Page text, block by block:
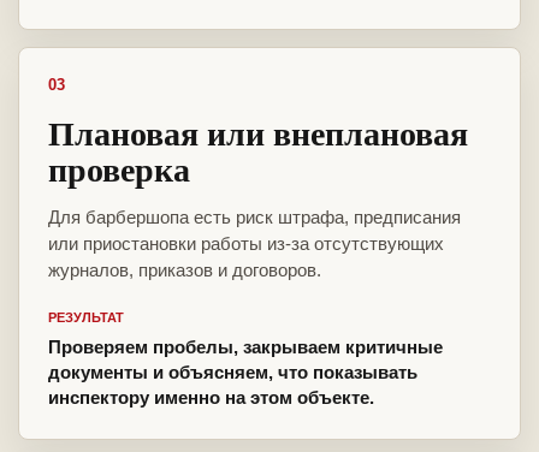
03
Плановая или внеплановая
проверка
Для барбершопа есть риск штрафа, предписания
или приостановки работы из-за отсутствующих
журналов, приказов и договоров.
РЕЗУЛЬТАТ
Проверяем пробелы, закрываем критичные
документы и объясняем, что показывать
инспектору именно на этом объекте.